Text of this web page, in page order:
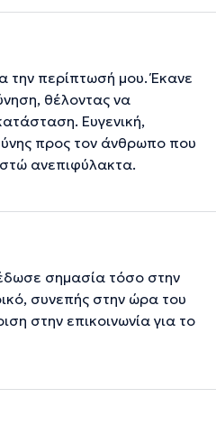
την περίπτωσή μου. Έκανε
θέλοντας να
Ευγενική,
προς τον άνθρωπο που
ανεπιφύλακτα.
σημασία τόσο στην
συνεπής στην ώρα του
στην επικοινωνία για το